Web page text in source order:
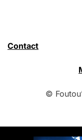
Contact
©